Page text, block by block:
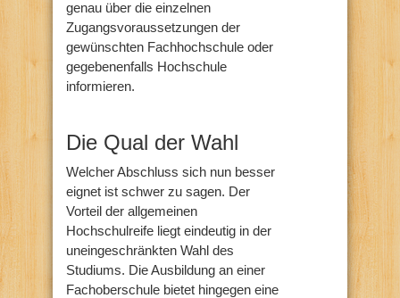
genau über die einzelnen
Zugangsvoraussetzungen der
gewünschten Fachhochschule oder
gegebenenfalls Hochschule
informieren.
Die Qual der Wahl
Welcher Abschluss sich nun besser
eignet ist schwer zu sagen. Der
Vorteil der allgemeinen
Hochschulreife liegt eindeutig in der
uneingeschränkten Wahl des
Studiums. Die Ausbildung an einer
Fachoberschule bietet hingegen eine